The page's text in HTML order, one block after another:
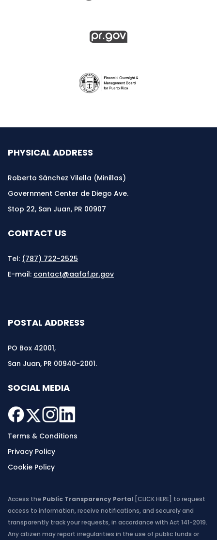
PHYSICAL ADDRESS
Roberto Sánchez Vilella (Minillas)
Government Center de Diego Ave.
Stop 22, San Juan, PR 00907
CONTACT US
Tel: (787) 722-2525
E-mail: contact@aafaf.pr.gov
POSTAL ADDRESS
PO Box 42001,
San Juan, PR 00940-2001.
SOCIAL MEDIA
Terms & Conditions
Privacy Policy
Cookie Policy
Access the Public Transparency Portal [CLICK HERE] to request
access to information, receive notifications, and securely and
transparently track your requests, in accordance with Act 141-2019.
Any citizen may report irregularities in the use of public funds or